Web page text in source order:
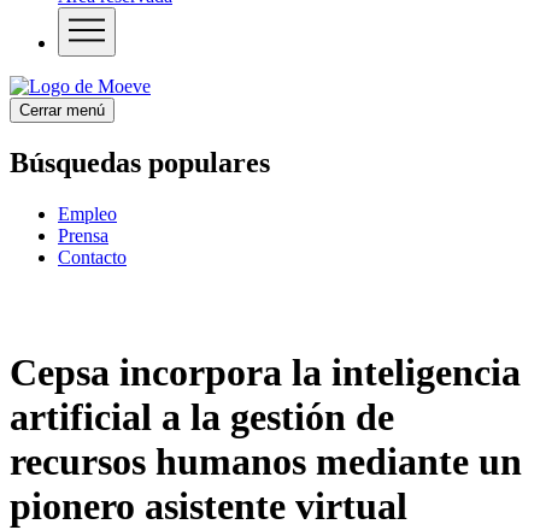
Cerrar menú
Búsquedas populares
Empleo
Prensa
Contacto
Cepsa incorpora la inteligencia
artificial a la gestión de
recursos humanos mediante un
pionero asistente virtual